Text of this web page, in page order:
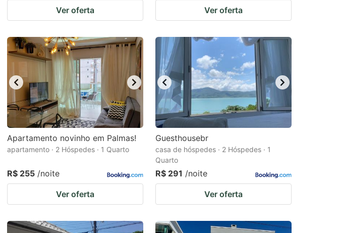
Ver oferta Ver oferta
Apartamento novinho em Palmas!
apartamento · 2 Hóspedes · 1 Quarto
R$ 255 /noite
Ver oferta
Guesthousebr
casa de hóspedes · 2 Hóspedes · 1
Quarto
R$ 291 /noite
Ver oferta